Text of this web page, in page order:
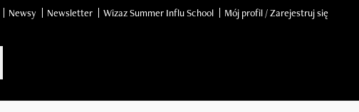
Newsy Newsletter Wizaz Summer Influ School Mój profil / Zarejestruj się